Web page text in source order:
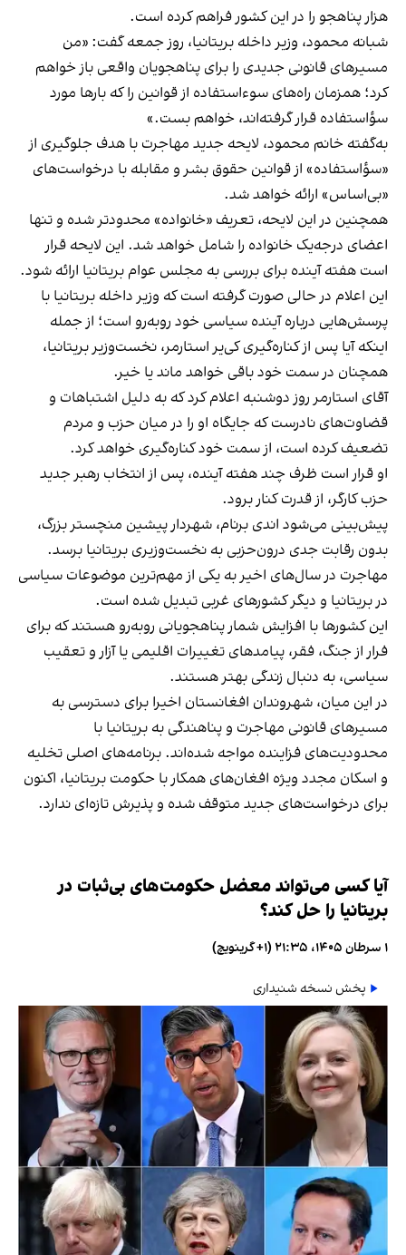
هزار پناهجو را در این کشور فراهم کرده است.
شبانه محمود، وزیر داخله بریتانیا، روز جمعه گفت: «من
مسیرهای قانونی جدیدی را برای پناهجویان واقعی باز خواهم
کرد؛ همزمان راه‌های سوءاستفاده از قوانین را که بارها مورد
سؤاستفاده قرار گرفته‌اند، خواهم بست.»
به‌گفته خانم محمود، لایحه جدید مهاجرت با هدف جلوگیری از
«سؤاستفاده» از قوانین حقوق‌ بشر و مقابله با درخواست‌های
«بی‌اساس» ارائه خواهد شد.
همچنین در این لایحه، تعریف «خانواده» محدودتر شده و تنها
اعضای درجه‌یک خانواده را شامل خواهد شد. این لایحه قرار
است هفته آینده برای بررسی به مجلس عوام بریتانیا ارائه شود.
این اعلام در حالی صورت گرفته است که وزیر داخله بریتانیا با
پرسش‌هایی درباره آینده سیاسی خود روبه‌رو است؛ از جمله
اینکه آیا پس از کناره‌گیری کی‌یر استارمر، نخست‌وزیر بریتانیا،
همچنان در سمت خود باقی خواهد ماند یا خیر.
آقای استارمر روز دوشنبه اعلام کرد که به دلیل اشتباهات و
قضاوت‌های نادرست که جایگاه او را در میان حزب و مردم
تضعیف کرده است، از سمت خود کناره‌گیری خواهد کرد.
او قرار است ظرف چند هفته آینده، پس از انتخاب رهبر جدید
حزب کارگر، از قدرت کنار برود.
پیش‌بینی می‌شود اندی برنام، شهردار پیشین منچستر بزرگ،
بدون رقابت جدی درون‌حزبی به نخست‌وزیری بریتانیا برسد.
مهاجرت در سال‌های اخیر به یکی از مهم‌ترین موضوعات سیاسی
در بریتانیا و دیگر کشورهای غربی تبدیل شده است.
این کشورها با افزایش شمار پناهجویانی روبه‌رو هستند که برای
فرار از جنگ، فقر، پیامدهای تغییرات اقلیمی یا آزار و تعقیب
سیاسی، به دنبال زندگی بهتر هستند.
در این میان، شهروندان افغانستان اخیرا برای دسترسی به
مسیرهای قانونی مهاجرت و پناهندگی به بریتانیا با
محدودیت‌های فزاینده مواجه شده‌اند. برنامه‌های اصلی تخلیه
و اسکان مجدد ویژه افغان‌های همکار با حکومت بریتانیا، اکنون
برای درخواست‌های جدید متوقف شده و پذیرش تازه‌ای ندارد.
آیا کسی می‌تواند معضل حکومت‌های بی‌ثبات در
بریتانیا را حل کند؟
۱ سرطان ۱۴۰۵، ۲۱:۳۵ (‎+۱ گرینویچ)
پخش نسخه شنیداری